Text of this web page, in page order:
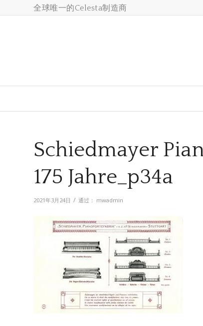
全球唯一的Celesta制造商
Schiedmayer
175 Jahre_p34a
2021年3月24日 / 通过： mwadmin